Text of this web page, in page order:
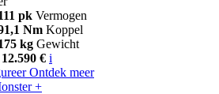
pk Vermogen
Nm Koppel
kg Gewicht
€ i
Ontdek meer
+